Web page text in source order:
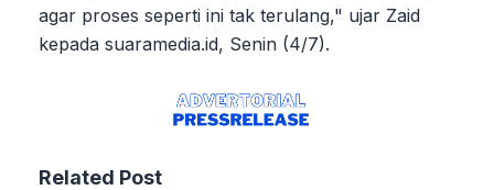
agar proses seperti ini tak terulang," ujar Zaid
kepada suaramedia.id, Senin (4/7).
Related Post